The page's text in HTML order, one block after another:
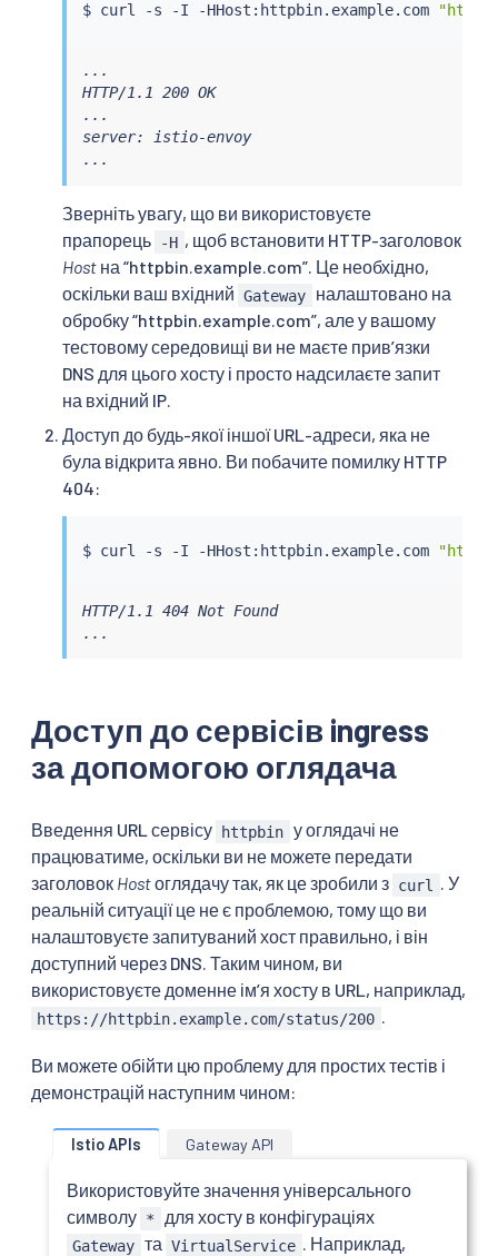
$ curl -s -I -HHost:httpbin.example.com
...
HTTP/1.1 200 OK
...
server: istio-envoy
...
Зверніть увагу, що ви використовуєте
прапорець
-H , щоб встановити HTTP-заголовок
Host на “httpbin.example.com”. Це необхідно,
оскільки ваш вхідний Gateway
налаштовано на
обробку “httpbin.example.com”, але у вашому
тестовому середовищі ви не маєте привʼязки
DNS для цього хосту і просто надсилаєте запит
на вхідний IP.
Доступ до будь-якої іншої URL-адреси, яка не
була відкрита явно. Ви побачите помилку HTTP
404:
$ curl -s -I -HHost:httpbin.example.com
HTTP/1.1 404 Not Found
...
Доступ до сервісів ingress
за допомогою оглядача
Введення URL сервісу httpbin у оглядачі не
працюватиме, оскільки ви не можете передати
заголовок Hostоглядачу так, як це зробили з curl
. У
реальній ситуації це не є проблемою, тому що ви
налаштовуєте запитуваний хост правильно, і він
доступний через DNS. Таким чином, ви
використовуєте доменне ім’я хосту в URL, наприклад,
https://httpbin.example.com/status/200 .
Ви можете обійти цю проблему для простих тестів і
демонстрацій наступним чином:
Istio APIs Gateway API
Використовуйте значення універсального
символу * для хосту в конфігураціях
Gateway та VirtualService . Наприклад,